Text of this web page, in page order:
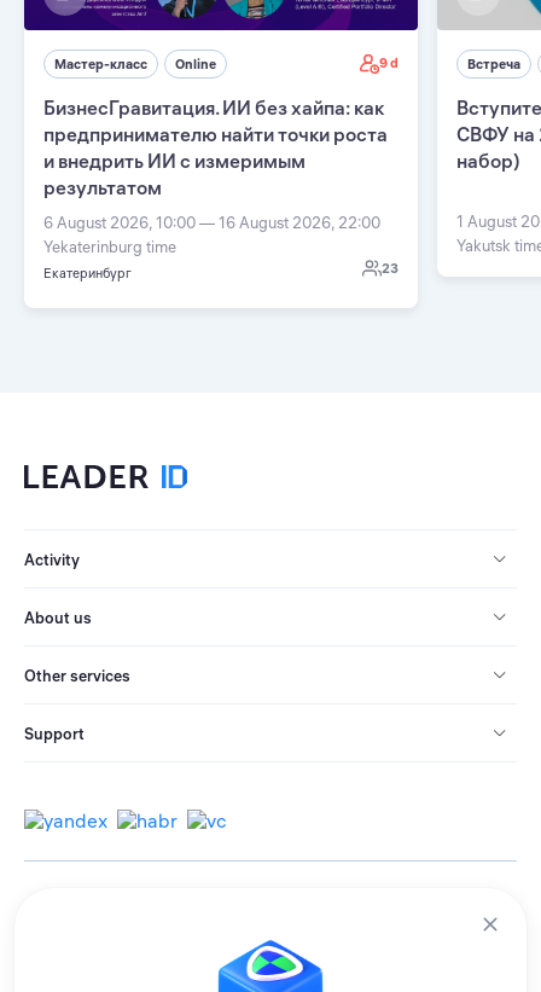
Мастер-класс Online 9 d
БизнесГравитация. ИИ без хайпа: как
предпринимателю найти точки роста
и внедрить ИИ с измеримым
результатом
6 August 2026, 10:00 — 16 August 2026, 22:00
Yekaterinburg time
Екатеринбург 23
Встреча
СВФУ на
набор)
1 August
Yakutsk
Activity
About us
Other services
Support
Personal data processing policy